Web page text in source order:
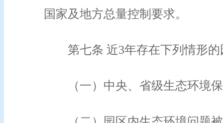
国家及地方总量控制要求。
第七条 近3年存在下列情形
（一）中央、省级生态环境